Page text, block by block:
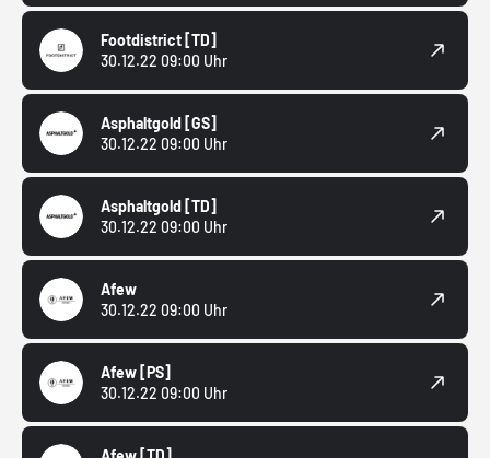
Footdistrict [TD]
30.12.22 09:00 Uhr
Asphaltgold [GS]
30.12.22 09:00 Uhr
Asphaltgold [TD]
30.12.22 09:00 Uhr
Afew
30.12.22 09:00 Uhr
Afew [PS]
30.12.22 09:00 Uhr